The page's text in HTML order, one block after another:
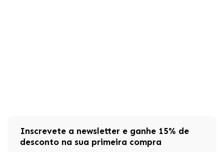
Inscrevete a newsletter e ganhe 15% de
desconto na sua primeira compra